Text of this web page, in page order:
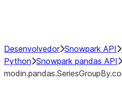
Desenvolvedor Snowpark API
Python Snowpark pandas API